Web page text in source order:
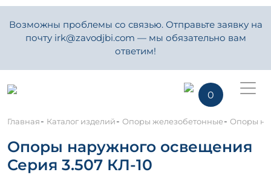
Возможны проблемы со связью. Отправьте заявку на
почту irk@zavodjbi.com — мы обязательно вам
ответим!
0
Главная- Каталог изделий- Опоры железобетонные- Опоры
Опоры наружного освещения
Серия 3.507 КЛ-10